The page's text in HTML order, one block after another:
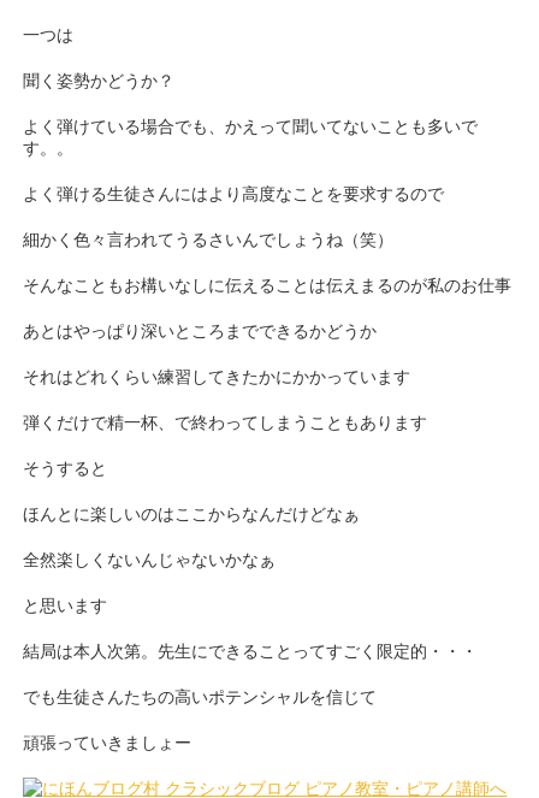
一つは
聞く姿勢かどうか？
よく弾けている場合でも、かえって聞いてないことも多いで
す。。
よく弾ける生徒さんにはより高度なことを要求するので
細かく色々言われてうるさいんでしょうね（笑）
そんなこともお構いなしに伝えることは伝えまるのが私のお仕事
あとはやっぱり深いところまでできるかどうか
それはどれくらい練習してきたかにかかっています
弾くだけで精一杯、で終わってしまうこともあります
そうすると
ほんとに楽しいのはここからなんだけどなぁ
全然楽しくないんじゃないかなぁ
と思います
結局は本人次第。先生にできることってすごく限定的・・・
でも生徒さんたちの高いポテンシャルを信じて
頑張っていきましょー